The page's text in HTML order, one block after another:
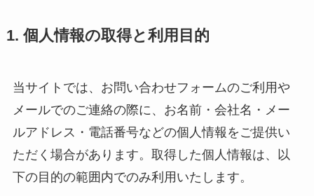
1. 個人情報の取得と利用目的
当サイトでは、お問い合わせフォームのご利用や
メールでのご連絡の際に、お名前・会社名・メー
ルアドレス・電話番号などの個人情報をご提供い
ただく場合があります。取得した個人情報は、以
下の目的の範囲内でのみ利用いたします。